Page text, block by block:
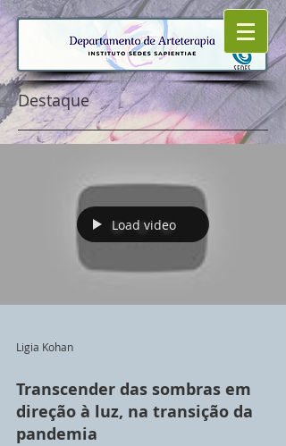
Destaque
Load video
Ligia Kohan
Transcender das sombras em
direção à luz, na transição da
pandemia